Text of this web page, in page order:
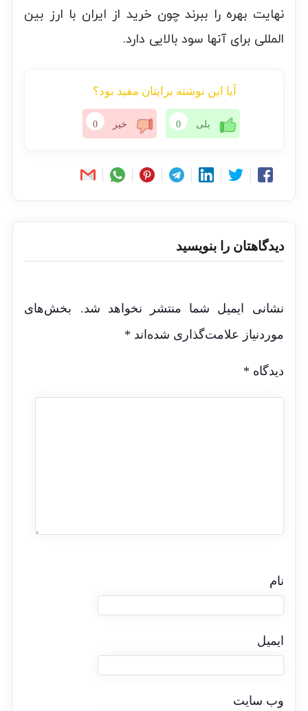
نهایت بهره را ببرند چون خرید از ایران با ارز بین
المللی برای آنها سود بالایی دارد.
آیا این نوشته برایتان مفید بود؟
بلی 0 خیر 0
دیدگاهتان را بنویسید
نشانی ایمیل شما منتشر نخواهد شد.
بخش‌های
موردنیاز علامت‌گذاری شده‌اند *
دیدگاه *
نام
ایمیل
وب‌ سایت